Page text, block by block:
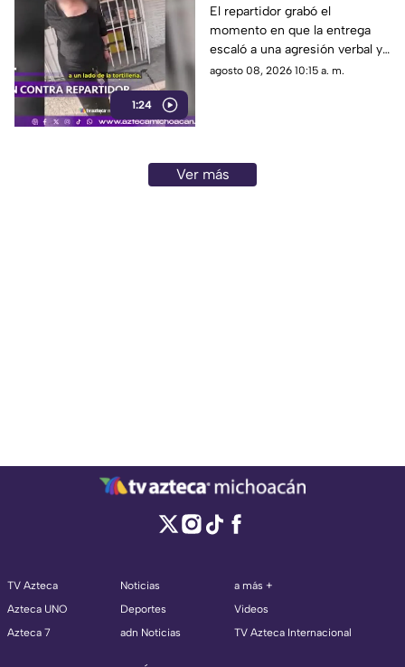
1:24
repartidor tras
discusión.
El repartidor grabó el
momento en que la entrega
escaló a una agresión verbal y
al despojo de su teléfono.
agosto 08, 2026 10:15 a. m.
Ver más
TV Azteca
Azteca UNO
Azteca 7
Noticias
Deportes
adn Noticias
a más +
Videos
TV Azteca Internacional